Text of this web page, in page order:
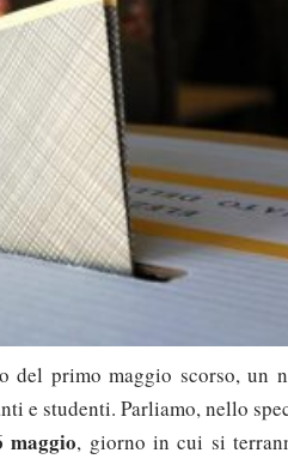
del primo maggio scorso, un
e studenti. Parliamo, nello
maggio, giorno in cui si